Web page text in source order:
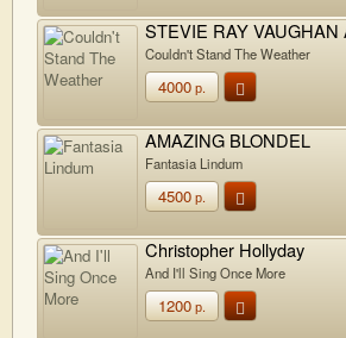
STEVIE RAY
TROUBLE
Couldn't Stand The Weather
4000р.
AMAZING BLONDEL
Fantasia Lindum
4500р.
Christopher Hollyday
And I'll Sing Once More
1200р.